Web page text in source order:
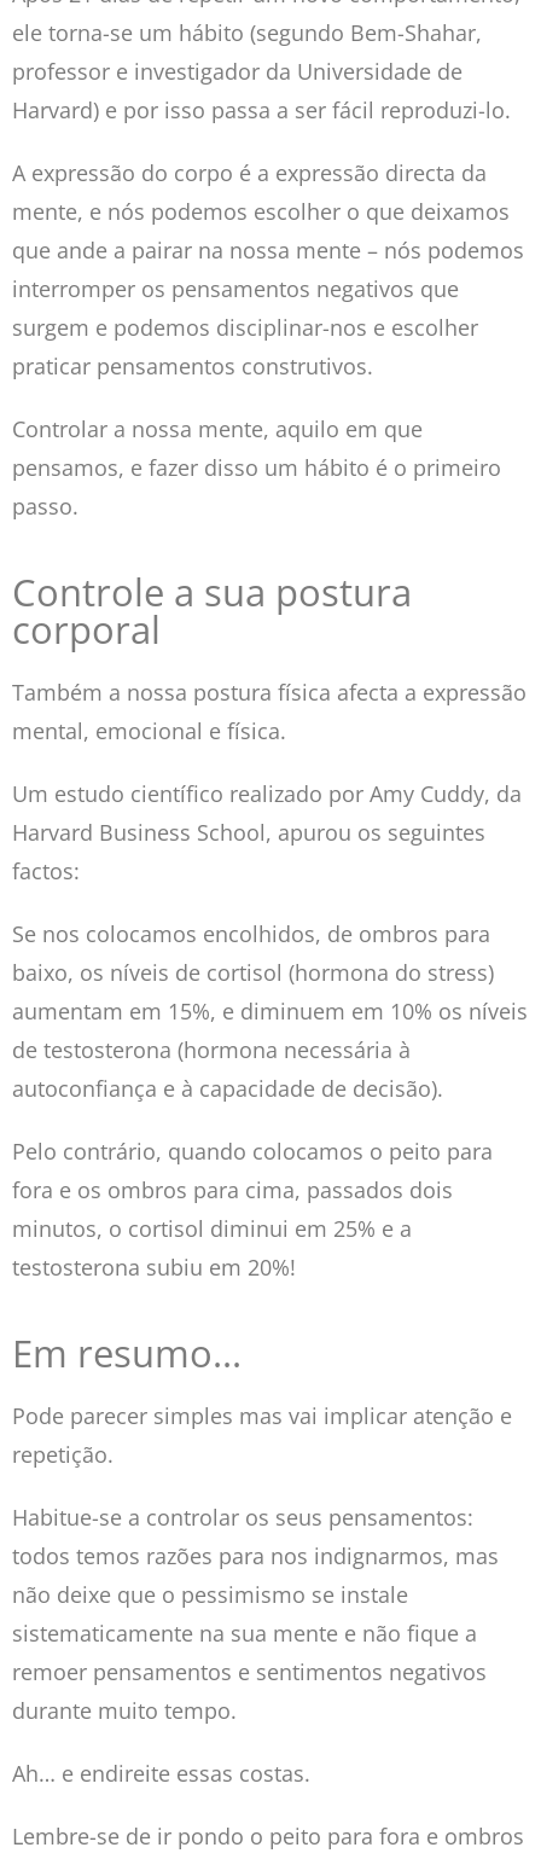
ele torna-se um hábito (segundo Bem-Shahar,
professor e investigador da Universidade de
Harvard) e por isso passa a ser fácil reproduzi-lo.
A expressão do corpo é a expressão directa da
mente, e nós podemos escolher o que deixamos
que ande a pairar na nossa mente – nós podemos
interromper os pensamentos negativos que
surgem e podemos disciplinar-nos e escolher
praticar pensamentos construtivos.
Controlar a nossa mente, aquilo em que
pensamos, e fazer disso um hábito é o primeiro
passo.
Controle a sua postura
corporal
Também a nossa postura física afecta a expressão
mental, emocional e física.
Um estudo científico realizado por Amy Cuddy, da
Harvard Business School, apurou os seguintes
factos:
Se nos colocamos encolhidos, de ombros para
baixo, os níveis de cortisol (hormona do stress)
aumentam em 15%, e diminuem em 10% os níveis
de testosterona (hormona necessária à
autoconfiança e à capacidade de decisão).
Pelo contrário, quando colocamos o peito para
fora e os ombros para cima, passados dois
minutos, o cortisol diminui em 25% e a
testosterona subiu em 20%!
Em resumo...
Pode parecer simples mas vai implicar atenção e
repetição.
Habitue-se a controlar os seus pensamentos:
todos temos razões para nos indignarmos, mas
não deixe que o pessimismo se instale
sistematicamente na sua mente e não fique a
remoer pensamentos e sentimentos negativos
durante muito tempo.
Ah… e endireite essas costas.
Lembre-se de ir pondo o peito para fora e ombros